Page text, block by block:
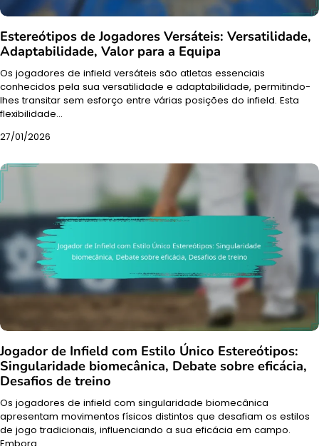
Estereótipos de Jogadores Versáteis: Versatilidade,
Adaptabilidade, Valor para a Equipa
Os jogadores de infield versáteis são atletas essenciais
conhecidos pela sua versatilidade e adaptabilidade, permitindo-
lhes transitar sem esforço entre várias posições do infield. Esta
flexibilidade…
27/01/2026
Jogador de Infield com Estilo Único Estereótipos:
Singularidade biomecânica, Debate sobre eficácia,
Desafios de treino
Os jogadores de infield com singularidade biomecânica
apresentam movimentos físicos distintos que desafiam os estilos
de jogo tradicionais, influenciando a sua eficácia em campo.